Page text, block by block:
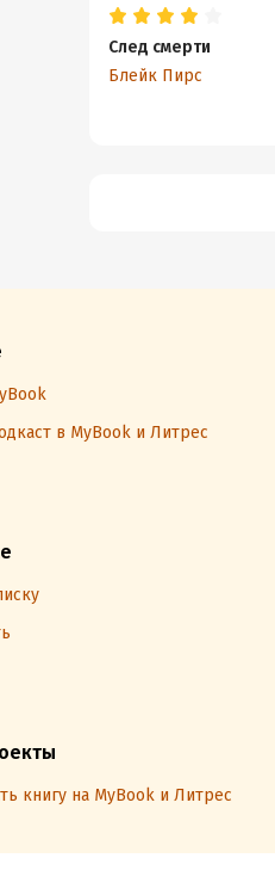
След смерти
Блейк Пирс
в MyBook и Литрес
книгу на MyBook и Литрес